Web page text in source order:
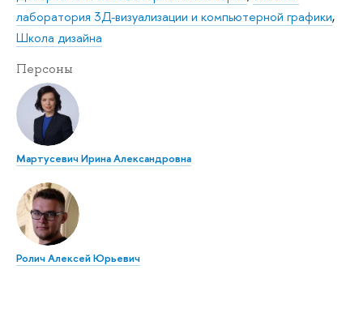
лаборатория 3Д-визуализации и компьютерной графики,
Школа дизайна
Персоны
Мартусевич Ирина Александровна
Ролич Алексей Юрьевич